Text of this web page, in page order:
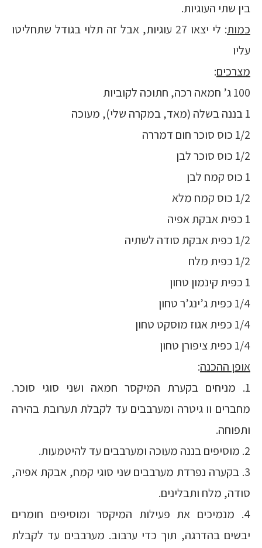
בין שתי העוגיות.
כמות
: לי יצאו 27 עוגיות, אבל זה תלוי בגודל שתחליטו
עליו
מצרכים:
100 ג’ חמאה רכה, חתוכה לקוביות
1 בננה בשלה (מאד, במקרה שלי), מעוכה
1/2 כוס סוכר חום דמררה
1/2 כוס סוכר לבן
1 כוס קמח לבן
1/2 כוס קמח מלא
1 כפית אבקת אפיה
1/2 כפית אבקת סודה לשתיה
1/2 כפית מלח
1 כפית קינמון טחון
1/4 כפית ג’ינג’ר טחון
1/4 כפית אגוז מוסקט טחון
1/4 כפית ציפורן טחון
אופן ההכנה:
1. מניחים בקערת המיקסר חמאה ושני סוגי סוכר.
מחברים וו גיטרה ומערבבים עד לקבלת תערובת בהירה
ותפוחה.
2. מוסיפים בננה מעוכה ומערבבים עד להיטמעות.
3. בקערה נפרדת מערבבים שני סוגי קמח, אבקת אפיה,
סודה, מלח ותבלינים.
4. מנמיכים את פעילות המיקסר ומוסיפים חומרים
יבשים בהדרגה, תוך כדי ערבוב. מערבבים עד לקבלת